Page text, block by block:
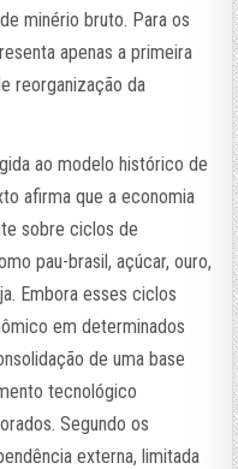
minério bruto. Para os
apenas a primeira
reorganização da
ao modelo histórico de
afirma que a economia
sobre ciclos de
pau-brasil, açúcar, ouro,
Embora esses ciclos
em determinados
de uma base
tecnológico
Segundo os
externa, limitada